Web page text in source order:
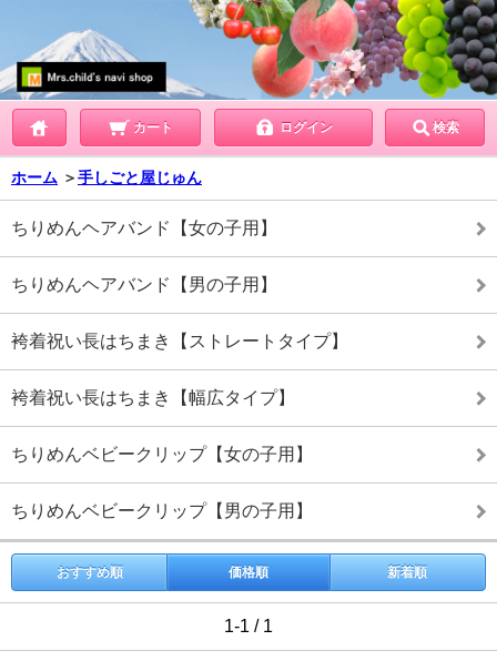
カート ログイン 検索
ホーム ＞手しごと屋じゅん
ちりめんヘアバンド【女の子用】
ちりめんヘアバンド【男の子用】
袴着祝い長はちまき【ストレートタイプ】
袴着祝い長はちまき【幅広タイプ】
ちりめんベビークリップ【女の子用】
ちりめんベビークリップ【男の子用】
おすすめ順 価格順 新着順
1-1 / 1